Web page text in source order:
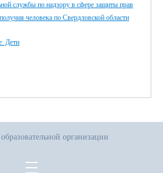
службы по надзору в сфере защиты прав
человека по Свердловской области
Дети
организации